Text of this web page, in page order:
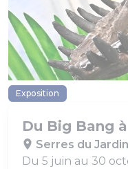
Exposition
Du Big Bang
Serres du
Du 5 juin au 30